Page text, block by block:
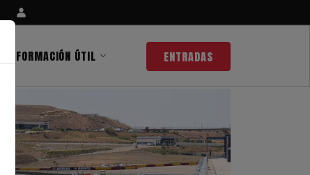
INFORMACIÓN ÚTIL ENTRADAS